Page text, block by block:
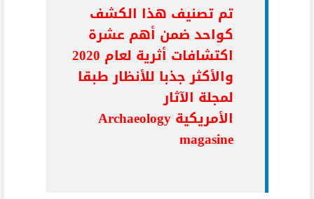
تم تصنيف هذا الكشف
كواحد ضمن أهم عشرة
اكتشافات أثرية لعام 2020
والأكثر جذبا للأنظار طبقا
لمجلة الآثار
الأمريكيةArchaeology
magasine